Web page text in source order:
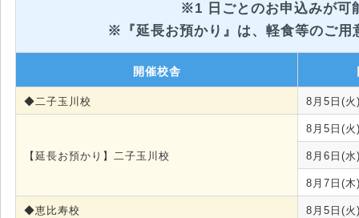
※1 日ごとのお申込みが可
※『延長お預かり』は、軽食等のご用
開催校舎
◆二子玉川校 8月5日(
【延長お預かり】二子玉川校
8月5日(火
8月6日(水
8月7日(木
◆恵比寿校 8月5日(